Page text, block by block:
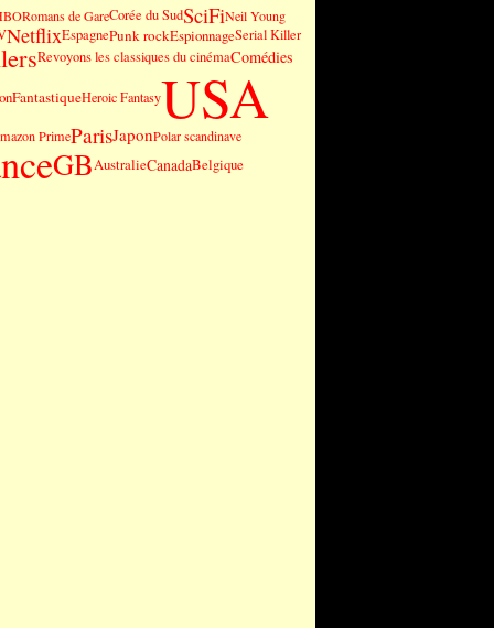
Romans de GareCorée du SudSciFiNeil Young
NetflixEspagnePunk rockEspionnageSerial Killer
Revoyons les classiques du cinémaComédies
FantastiqueHeroic FantasyUSA
PrimeParisJaponPolar scandinave
GBAustralieCanadaBelgique